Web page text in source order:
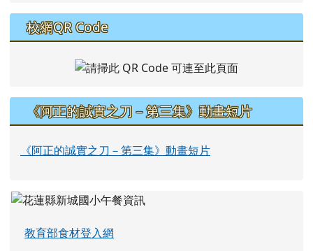
校網QR Code
《阿正的誠實之刀－第三集》動畫短片
《阿正的誠實之刀－第三集》動畫短片
教育部食材登入網